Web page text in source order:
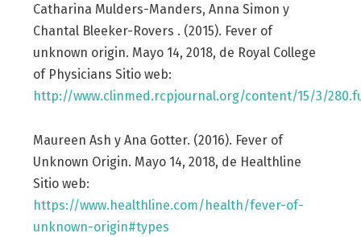
Catharina Mulders-Manders, Anna Simon y
Chantal Bleeker-Rovers . (2015). Fever of
unknown origin. Mayo 14, 2018, de Royal College
of Physicians Sitio web:
http://www.clinmed.rcpjournal.org/content/15/3/
Maureen Ash y Ana Gotter. (2016). Fever of
Unknown Origin. Mayo 14, 2018, de Healthline
Sitio web:
https://www.healthline.com/health/fever-of-
unknown-origin#types